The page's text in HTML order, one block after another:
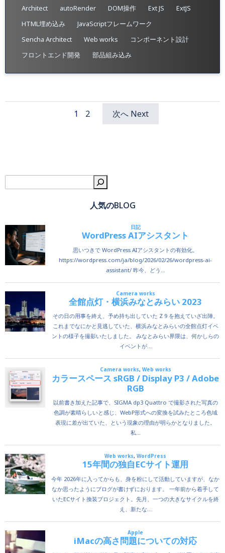
Architect autoRender DOM操作 Ext JS
ExtJS
HTML埋め込み
JavaScriptフレームワーク
Sencha Architect
Web works
コンポーネント設計
フロントエンド開発
部品組み込み
Posts
Page
1 Page
2
Posts
次へ Next
人気のBLOG